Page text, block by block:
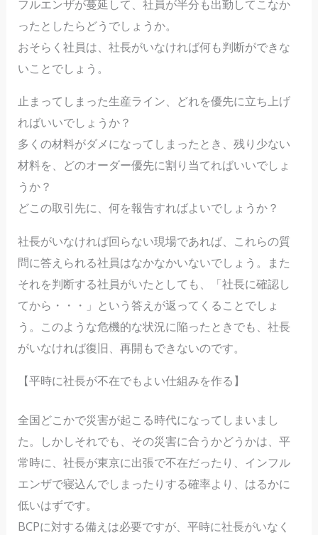
フルエンザが蔓延して、社員が半分も出勤してこなか
ったとしたらどうでしょうか。
おそらく社員は、社長がいなければ何も判断ができな
いことでしょう。
止まってしまった生産ライン、どれを優先に立ち上げ
ればいいでしょうか？
多くの材料がダメになってしまったとき、残り少ない
材料を、どのオーダー優先に割り当てればいいでしょ
うか？
どこの取引先に、何を報告すればよいでしょうか？
社長がいなければ回らない現場であれば、これらの質
問に答えられる社員はなかなかいないでしょう。また
それを判断する社員がいたとしても、「社長に確認し
てから・・・」という答えが返ってくることでしょ
う。このような危機的な状況に陥ったときでも、社長
がいなければ復旧、再開もできないのです。
【平時に社長が不在でもよい仕組みを作る】
全国どこかで災害が起こる時代になってしまいまし
た。しかしそれでも、その災害に合うかどうかは、平
常時に、社長が東京に出張で不在だったり、インフル
エンザで寝込んでしまったりする確率より、はるかに
低いはずです。
BCPに対する備えは必要ですが、平時に社長がいなく